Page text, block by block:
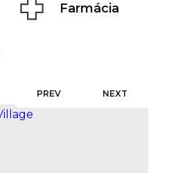
Farmácia
PREV NEXT